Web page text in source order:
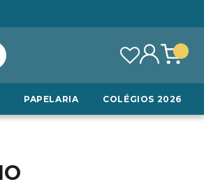
PAPELARIA COLÉGIOS 2026